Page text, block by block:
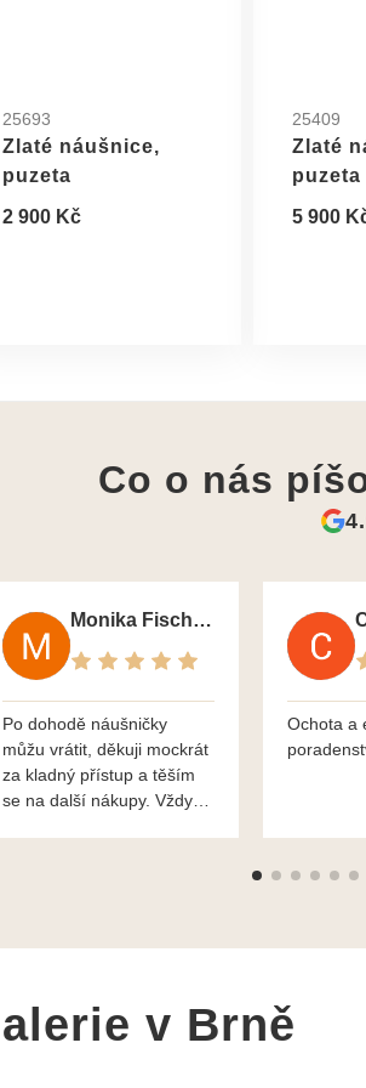
25693
Zlaté náušnice,
puzeta
2 900 Kč
25409
Zlaté
puzeta
5 900
Co o nás
Monika Fischerova
Po dohodě náušničky
můžu vrátit, děkuji mockrát
za kladný přístup a těším
se na další nákupy. Vždy
Ochota a
v Brně